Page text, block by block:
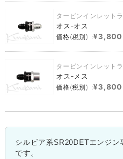
タービンインレット
オス-オス
価格(税別) :¥3,800
タービンインレット
オス-メス
価格(税別) :¥3,800
シルビア系SR20DETエンジン
です。